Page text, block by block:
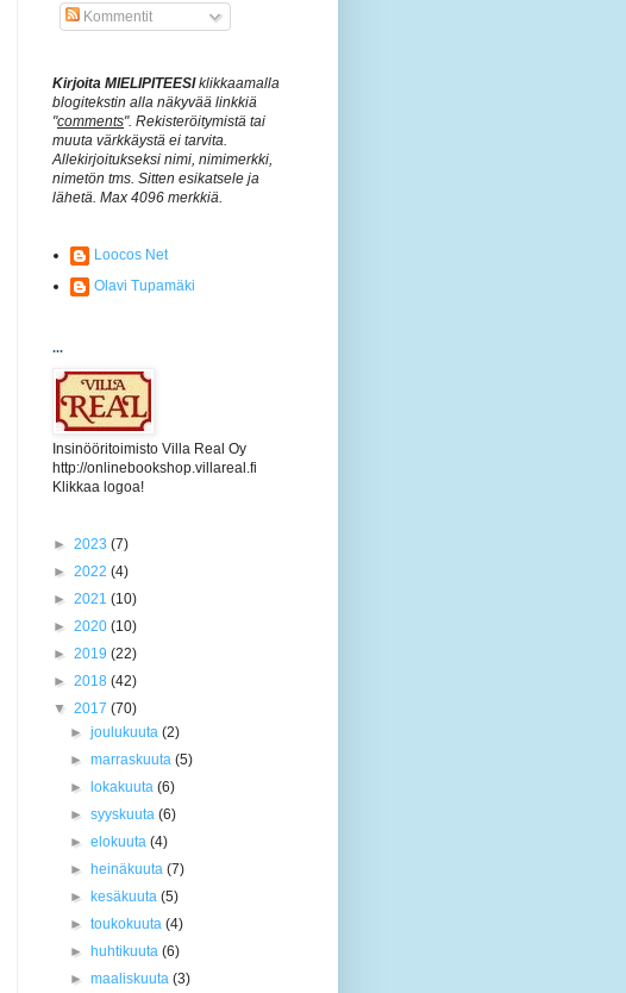
Kommentit
Kirjoita MIELIPITEESIklikkaamalla
blogitekstin alla näkyvää linkkiä
"comments". Rekisteröitymistä tai
muuta värkkäystä ei tarvita.
Allekirjoitukseksi nimi, nimimerkki,
nimetön tms. Sitten esikatsele ja
lähetä. Max 4096 merkkiä.
Loocos Net
Olavi Tupamäki
...
Insinööritoimisto Villa Real Oy
http://onlinebookshop.villareal.fi
Klikkaa logoa!
► 2023 (7)
► 2022 (4)
► 2021 (10)
► 2020 (10)
► 2019 (22)
► 2018 (42)
▼ 2017 (70)
►joulukuuta(2)
►marraskuuta(5)
►
lokakuuta(6)
►syyskuuta(6)
►elokuuta(4)
►
heinäkuuta(7)
►
kesäkuuta(5)
►toukokuuta(4)
►
huhtikuuta(6)
►maaliskuuta(3)